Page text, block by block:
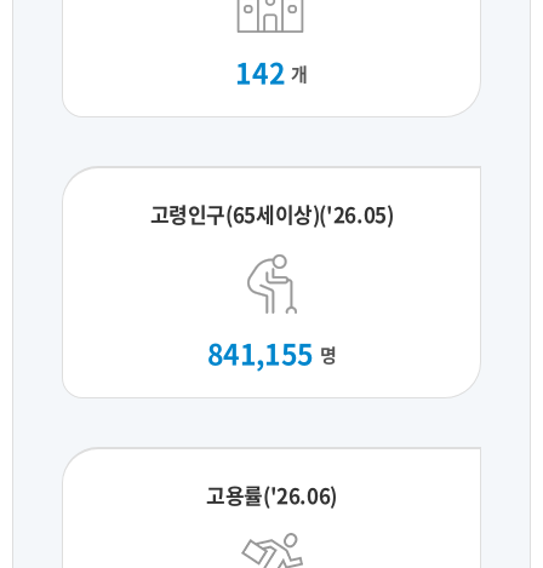
142 개
고령인구(65세이상)('26.05)
841,155 명
고용률('26.06)